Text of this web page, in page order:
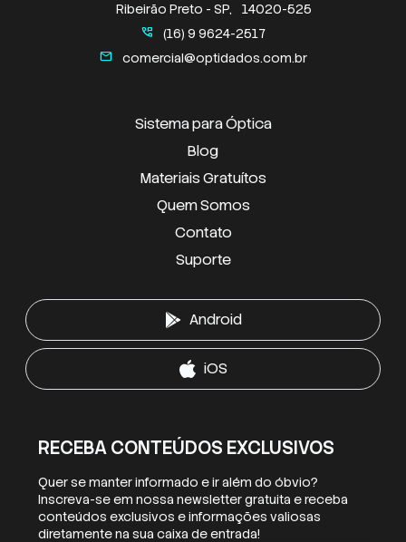
Ribeirão Preto - SP,
14020-525
perm_phone_msg (16) 9 9624-2517
mail comercial@optidados.com.br
Sistema para Óptica
Blog
Materiais Gratuítos
Quem Somos
Contato
Suporte
RECEBA CONTEÚDOS EXCLUSIVOS
Quer se manter informado e ir além do óbvio?
Inscreva-se em nossa newsletter gratuita e receba
conteúdos exclusivos e informações valiosas
diretamente na sua caixa de entrada!
Android
iOS